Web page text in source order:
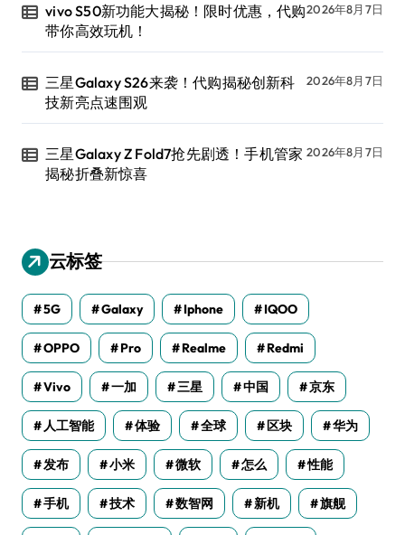
vivo S50新功能大揭秘！限时优惠，代购
带你高效玩机！
2026年8月7日
三星Galaxy S26来袭！代购揭秘创新科
技新亮点速围观
2026年8月7日
三星Galaxy Z Fold7抢先剧透！手机管家
揭秘折叠新惊喜
2026年8月7日
云标签
5G Galaxy Iphone IQOO
OPPO Pro Realme Redmi
Vivo 一加 三星 中国 京东
人工智能 体验 全球 区块 华为
发布 小米 微软 怎么 性能
手机 技术 数智网 新机 旗舰